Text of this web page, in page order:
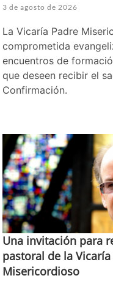
3 de agosto de 2026
La Vicaría Padre
comprometida
encuentros de
que deseen recibir el
Confirmación.
Una invitación para
pastoral de la
Misericordioso